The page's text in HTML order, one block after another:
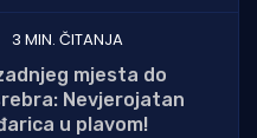
3 MIN. ČITANJA
mjesta do
Nevjerojatan
u plavom!